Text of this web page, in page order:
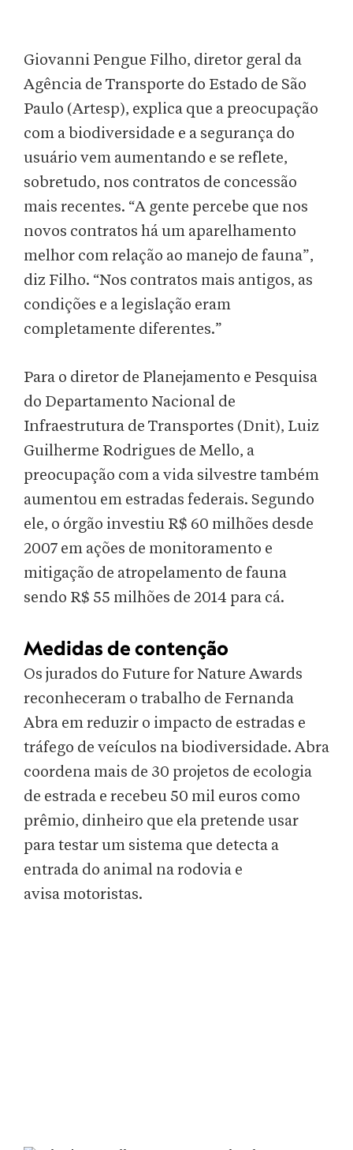
Giovanni Pengue Filho, diretor geral da
Agência de Transporte do Estado de São
Paulo (Artesp), explica que a preocupação
com a biodiversidade e a segurança do
usuário vem aumentando e se reflete,
sobretudo, nos contratos de concessão
mais recentes. “A gente percebe que nos
novos contratos há um aparelhamento
melhor com relação ao manejo de fauna”,
diz Filho. “Nos contratos mais antigos, as
condições e a legislação eram
completamente diferentes.”
Para o diretor de Planejamento e Pesquisa
do Departamento Nacional de
Infraestrutura de Transportes (Dnit), Luiz
Guilherme Rodrigues de Mello, a
preocupação com a vida silvestre também
aumentou em estradas federais. Segundo
ele, o órgão investiu R$ 60 milhões desde
2007 em ações de monitoramento e
mitigação de atropelamento de fauna
sendo R$ 55 milhões de 2014 para cá.
Medidas de contenção
Os jurados do Future for Nature Awards
reconheceram o trabalho de Fernanda
Abra em reduzir o impacto de estradas e
tráfego de veículos na biodiversidade. Abra
coordena mais de 30 projetos de ecologia
de estrada e recebeu 50 mil euros como
prêmio, dinheiro que ela pretende usar
para testar um sistema que detecta a
entrada do animal na rodovia e
avisa motoristas.